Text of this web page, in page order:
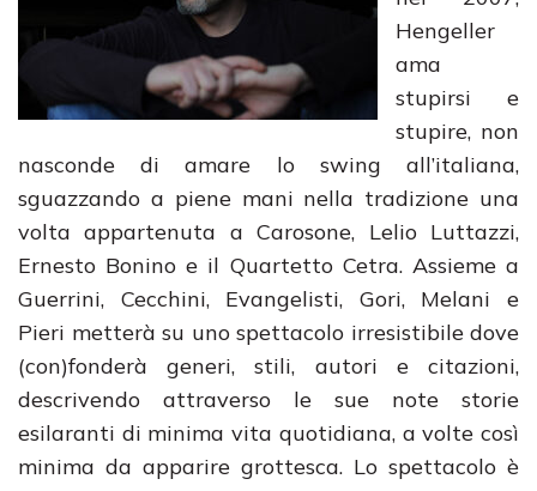
Hengeller
ama
stupirsi e
stupire, non
nasconde di amare lo swing all’italiana,
sguazzando a piene mani nella tradizione una
volta appartenuta a Carosone, Lelio Luttazzi,
Ernesto Bonino e il Quartetto Cetra. Assieme a
Guerrini, Cecchini, Evangelisti, Gori, Melani e
Pieri metterà su uno spettacolo irresistibile dove
(con)fonderà generi, stili, autori e citazioni,
descrivendo attraverso le sue note storie
esilaranti di minima vita quotidiana, a volte così
minima da apparire grottesca. Lo spettacolo è